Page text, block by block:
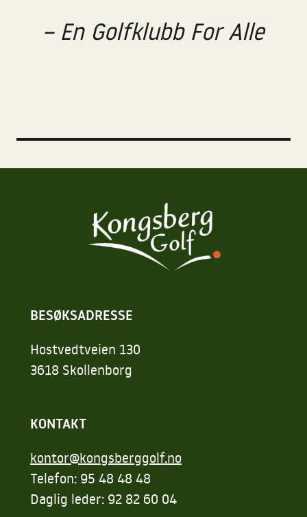
– En Golfklubb For Alle
BESØKSADRESSE
Hostvedtveien 130
3618 Skollenborg
KONTAKT
kontor@kongsberggolf.no
Telefon: 95 48 48 48
Daglig leder: 92 82 60 04